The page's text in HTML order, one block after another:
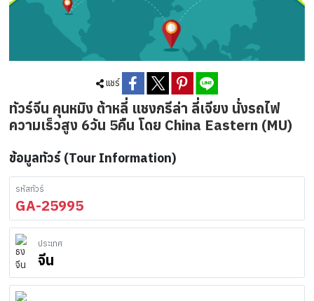
แชร์
ทัวร์จีน คุนหมิง ต้าหลี่ แชงกรีล่า ลี่เจียง นั่งรถไฟ
ความเร็วสูง 6วัน 5คืน โดย China Eastern (MU)
ข้อมูลทัวร์ (Tour Information)
รหัสทัวร์
GA-25995
ประเทศ
จีน